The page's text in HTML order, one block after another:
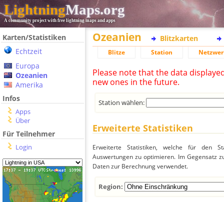
LightningMaps.org
A community project with free lightning maps and apps
Karten/Statistiken
Echtzeit
Europa
Ozeanien
Amerika
Infos
Apps
Über
Für Teilnehmer
Login
Ozeanien Blitzkarten
Blitze Station
Please note that the data
new ones in the future.
Station wählen:
Erweiterte Statistiken
Erweiterte Statistiken, welche für den
Auswertungen zu optimieren. Im Gegensatz
Daten zur Berechnung verwendet.
Region: